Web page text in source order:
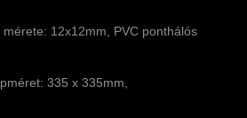
mérete: 12x12mm, PVC ponthálós
335 x 335mm,